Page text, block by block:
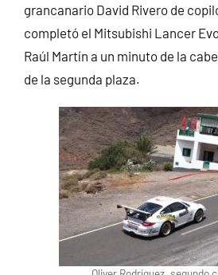
grancanario David Rivero de
completó el Mitsubishi Lancer
Raúl Martín a un minuto de la
de la segunda plaza.